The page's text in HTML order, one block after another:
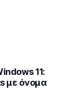
11:
με όνομα